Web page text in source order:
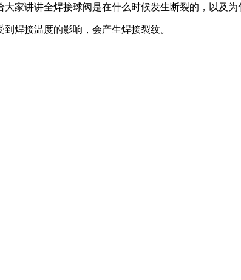
家讲讲全焊接球阀是在什么时候发生断裂的，以及为
焊接温度的影响，会产生焊接裂纹。